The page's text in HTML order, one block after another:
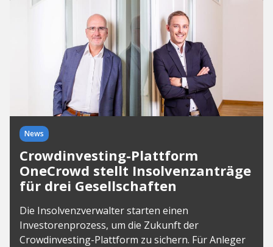
News
Crowdinvesting-Plattform
OneCrowd stellt Insolvenzanträge
für drei Gesellschaften
Die Insolvenzverwalter starten einen
Investorenprozess, um die Zukunft der
Crowdinvesting-Plattform zu sichern. Für Anleger